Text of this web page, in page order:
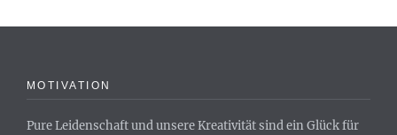
MOTIVATION
Pure Leidenschaft und unsere Kreativität sind ein Glück für